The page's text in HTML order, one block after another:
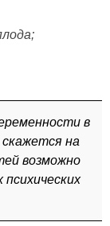
в
на
возможно